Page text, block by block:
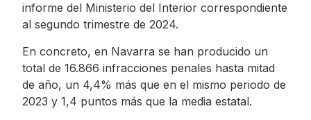
informe del Ministerio del Interior correspondiente
al segundo trimestre de 2024.
En concreto, en Navarra se han producido un
total de 16.866 infracciones penales hasta mitad
de año, un 4,4% más que en el mismo periodo de
2023 y 1,4 puntos más que la media estatal.